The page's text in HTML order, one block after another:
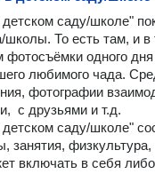
саду/школе"
школы. То есть там, и
фотосъёмки одного
любимого чада.
фотографии
с друзьями и т.д.
саду/школе"
занятия,